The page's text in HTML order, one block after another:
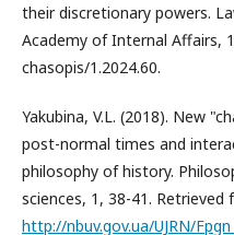
their discretionary powers.
Academy of Internal Affairs,
chasopis/1.2024.60.
Yakubina, V.L. (2018). New
post-normal times and
philosophy of history.
sciences, 1, 38-41. Retrieved
http://nbuv.gov.ua/UJRN/